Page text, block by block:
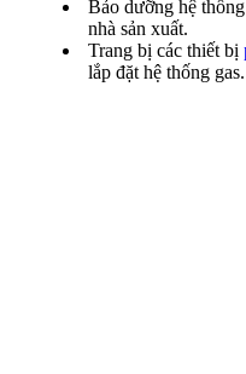
Bảo dưỡng hệ
nhà sản xuất.
Trang bị các thiết bị
lắp đặt hệ thống gas.